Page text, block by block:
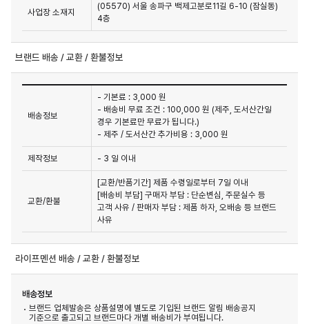
사업장 소재지
(05570) 서울 송파구 백제고분로11길 6-10 (잠실동)
4층
브랜드 배송 / 교환 / 환불정보
배송정보
- 기본료 : 3,000 원
- 배송비 무료 조건 : 100,000 원 (제주, 도서산간일
경우 기본료만 무료가 됩니다.)
- 제주 / 도서산간 추가비용 : 3,000 원
제작정보 - 3 일 이내
교환/환불
[교환/반품기간] 제품 수령일로부터 7일 이내
[배송비 부담] 구매자 부담 : 단순변심, 주문실수 등
고객 사유 / 판매자 부담 : 제품 하자, 오배송 등 브랜드
사유
라이프멘션 배송 / 교환 / 환불정보
배송정보
브랜드 업체발송은 상품설명에 별도로 기입된 브랜드 알림 배송공지
기준으로 출고되고 브랜드마다 개별 배송비가 부여됩니다.